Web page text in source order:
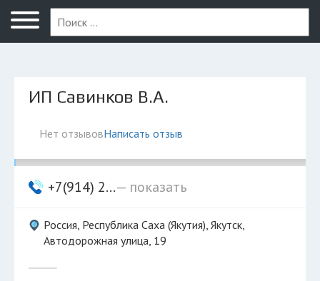
Якутск
ИП Савинков В.А.
Нет отзывовНаписать отзыв
+7(914) 2...— показать
Россия, Республика Саха (Якутия), Якутск,
Автодорожная улица, 19